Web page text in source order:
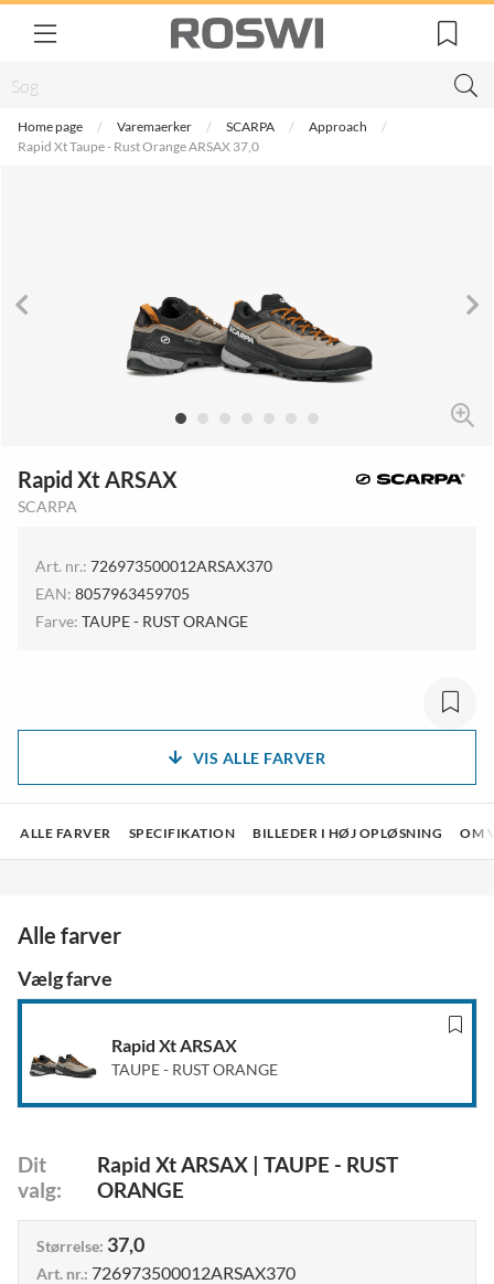
Home page Varemaerker SCARPA
Approach
Rapid Xt Taupe - Rust Orange ARSAX 37,0
Rapid Xt ARSAX
SCARPA
Art. nr.: 726973500012ARSAX370
EAN: 8057963459705
Farve: TAUPE - RUST ORANGE
VIS ALLE FARVER
ALLE FARVER SPECIFIKATION BILLEDER I HØJ OPLØSNING OM
Alle farver
Vælg farve
Rapid Xt ARSAX
TAUPE - RUST ORANGE
Dit
valg:
Rapid Xt ARSAX| TAUPE - RUST
ORANGE
Størrelse: 37,0
Art. nr.: 726973500012ARSAX370